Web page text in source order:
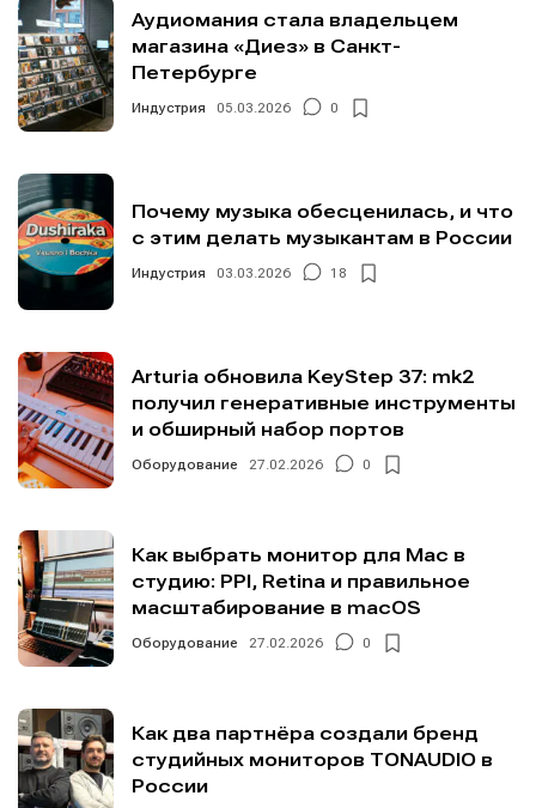
Аудиомания стала владельцем
магазина «Диез» в Санкт-
Петербурге
Индустрия 05.03.2026 0
Почему музыка обесценилась, и что
с этим делать музыкантам в России
Индустрия 03.03.2026 18
Arturia обновила KeyStep 37: mk2
получил генеративные инструменты
и обширный набор портов
Оборудование 27.02.2026 0
Как выбрать монитор для Mac в
студию: PPI, Retina и правильное
масштабирование в macOS
Оборудование 27.02.2026 0
Как два партнёра создали бренд
студийных мониторов TONAUDIO в
России